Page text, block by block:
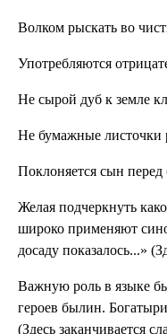
Волком рыскать во
Употребляются
Не сырой дуб к земле
Не бумажные листочки
Поклоняется сын перед
Желая подчеркнуть
широко применяют
досаду показалось...»
Важную роль в языке
героев былин.
(Здесь заканчивается